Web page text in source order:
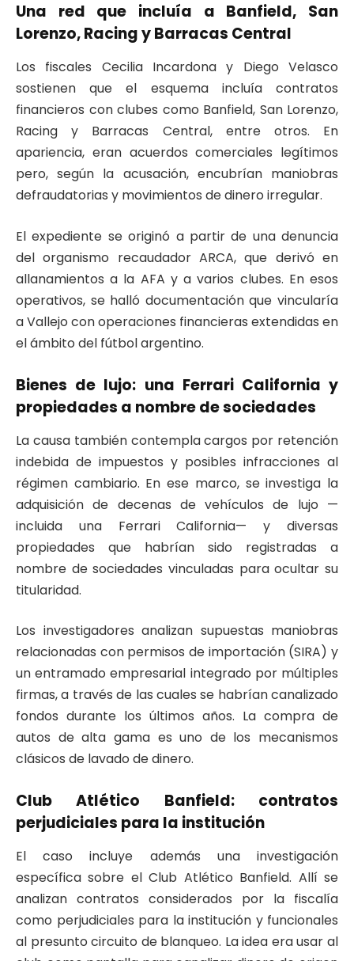
Una red que incluía a Banfield, San
Lorenzo, Racing y Barracas Central
Los fiscales Cecilia Incardona y Diego Velasco
sostienen que el esquema incluía contratos
financieros con clubes como Banfield, San Lorenzo,
Racing y Barracas Central, entre otros. En
apariencia, eran acuerdos comerciales legítimos
pero, según la acusación, encubrían maniobras
defraudatorias y movimientos de dinero irregular.
El expediente se originó a partir de una denuncia
del organismo recaudador ARCA, que derivó en
allanamientos a la AFA y a varios clubes. En esos
operativos, se halló documentación que vincularía
a Vallejo con operaciones financieras extendidas en
el ámbito del fútbol argentino.
Bienes de lujo: una Ferrari California y
propiedades a nombre de sociedades
La causa también contempla cargos por retención
indebida de impuestos y posibles infracciones al
régimen cambiario. En ese marco, se investiga la
adquisición de decenas de vehículos de lujo —
incluida una Ferrari California— y diversas
propiedades que habrían sido registradas a
nombre de sociedades vinculadas para ocultar su
titularidad.
Los investigadores analizan supuestas maniobras
relacionadas con permisos de importación (SIRA) y
un entramado empresarial integrado por múltiples
firmas, a través de las cuales se habrían canalizado
fondos durante los últimos años. La compra de
autos de alta gama es uno de los mecanismos
clásicos de lavado de dinero.
Club Atlético Banfield: contratos
perjudiciales para la institución
El caso incluye además una investigación
específica sobre el Club Atlético Banfield. Allí se
analizan contratos considerados por la fiscalía
como perjudiciales para la institución y funcionales
al presunto circuito de blanqueo. La idea era usar al